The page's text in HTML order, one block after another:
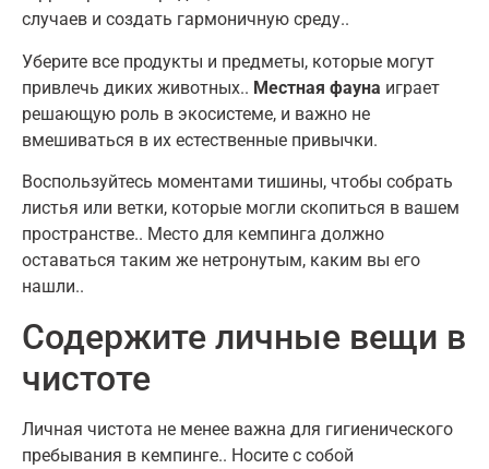
случаев и создать гармоничную среду..
Уберите все продукты и предметы, которые могут
привлечь диких животных.. Местная фауна играет
решающую роль в экосистеме, и важно не
вмешиваться в их естественные привычки.
Воспользуйтесь моментами тишины, чтобы собрать
листья или ветки, которые могли скопиться в вашем
пространстве.. Место для кемпинга должно
оставаться таким же нетронутым, каким вы его
нашли..
Содержите личные вещи в
чистоте
Личная чистота не менее важна для гигиенического
пребывания в кемпинге.. Носите с собой